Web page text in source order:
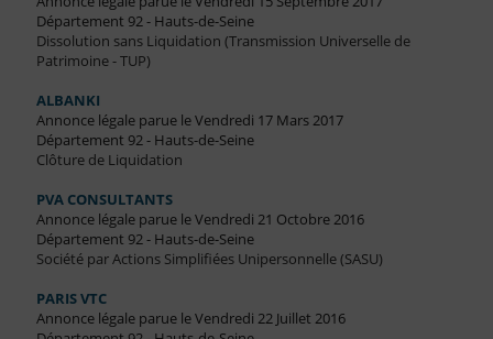
Département 92 - Hauts-de-Seine
Dissolution sans Liquidation (Transmission Universelle de
Patrimoine - TUP)
ALBANKI
Annonce légale parue le Vendredi 17 Mars 2017
Département 92 - Hauts-de-Seine
Clôture de Liquidation
PVA CONSULTANTS
Annonce légale parue le Vendredi 21 Octobre 2016
Département 92 - Hauts-de-Seine
Société par Actions Simplifiées Unipersonnelle (SASU)
PARIS VTC
Annonce légale parue le Vendredi 22 Juillet 2016